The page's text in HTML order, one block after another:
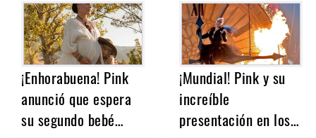
¡Enhorabuena! Pink
anunció que espera
su segundo bebé…
¡Mundial! Pink y su
increíble
presentación en los…